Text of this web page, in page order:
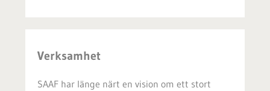
Verksamhet
SAAF har länge närt en vision om ett stort